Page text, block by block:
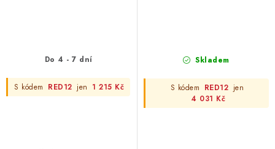
Do 4 - 7 dní
S kódem RED12 jen 1 215 Kč
Skladem
S kódem RED12 jen
4 031 Kč